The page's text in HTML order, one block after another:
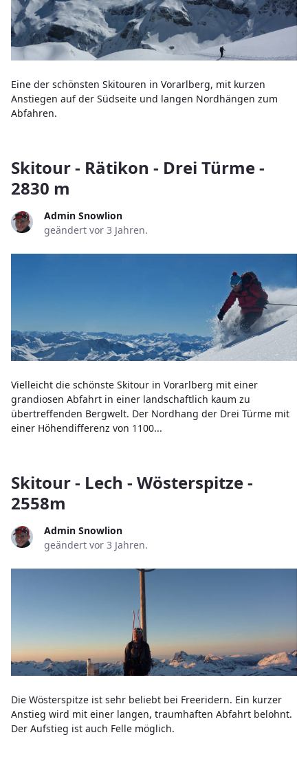
Eine der schönsten Skitouren in Vorarlberg, mit kurzen
Anstiegen auf der Südseite und langen Nordhängen zum
Abfahren.
Skitour - Rätikon - Drei Türme -
2830 m
Admin Snowlion
geändert vor 3 Jahren.
Vielleicht die schönste Skitour in Vorarlberg mit einer
grandiosen Abfahrt in einer landschaftlich kaum zu
übertreffenden Bergwelt. Der Nordhang der Drei Türme mit
einer Höhendifferenz von 1100...
Skitour - Lech - Wösterspitze -
2558m
Admin Snowlion
geändert vor 3 Jahren.
Die Wösterspitze ist sehr beliebt bei Freeridern. Ein kurzer
Anstieg wird mit einer langen, traumhaften Abfahrt belohnt.
Der Aufstieg ist auch Felle möglich.